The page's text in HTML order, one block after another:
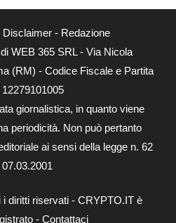
Disclaimer - Redazione
WEB 365 SRL - Via Nicola
(RM) - Codice Fiscale e Partita
12279101005
giornalistica, in quanto viene
periodicità. Non può pertanto
ai sensi della legge n. 62
diritti riservati - CRYPTO.IT è
- Contattaci